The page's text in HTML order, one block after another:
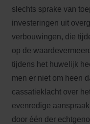
slechts sprake van
investeringen uit
verbouwingen, die
op de
tijdens het huwelijk
men er niet om heen
cassatieklacht over
evenredige
door één der